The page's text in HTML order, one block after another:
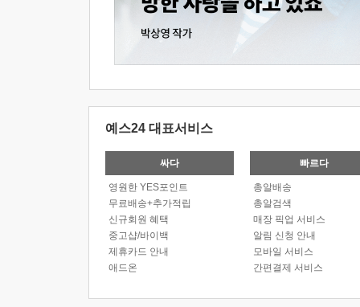
예스24 대표서비스
싸다
영원한 YES포인트
무료배송+추가적립
신규회원 혜택
중고샵/바이백
제휴카드 안내
애드온
빠르다
총알배송
총알검색
매장 픽업 서비스
알림 신청 안내
모바일 서비스
간편결제 서비스